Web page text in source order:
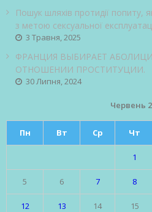
Пошук шляхів протидії попиту,
з метою сексуальної
3 Травня, 2025
ФРАНЦИЯ ВЫБИРАЕТ
ОТНОШЕНИИ ПРОСТИТУЦИИ.
30 Липня, 2024
Червень
Пн Вт Ср Чт
1
5 6 7 8
12 13 14 15